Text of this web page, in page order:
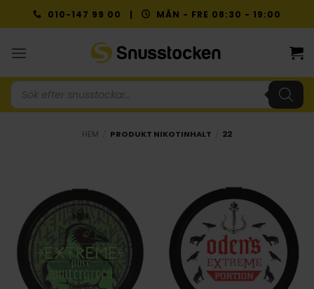
to
010-147 99 00 | MÅN - FRE 08:30 - 19:00
Produktsökning
HEM PRODUKT NIKOTINHALT 22